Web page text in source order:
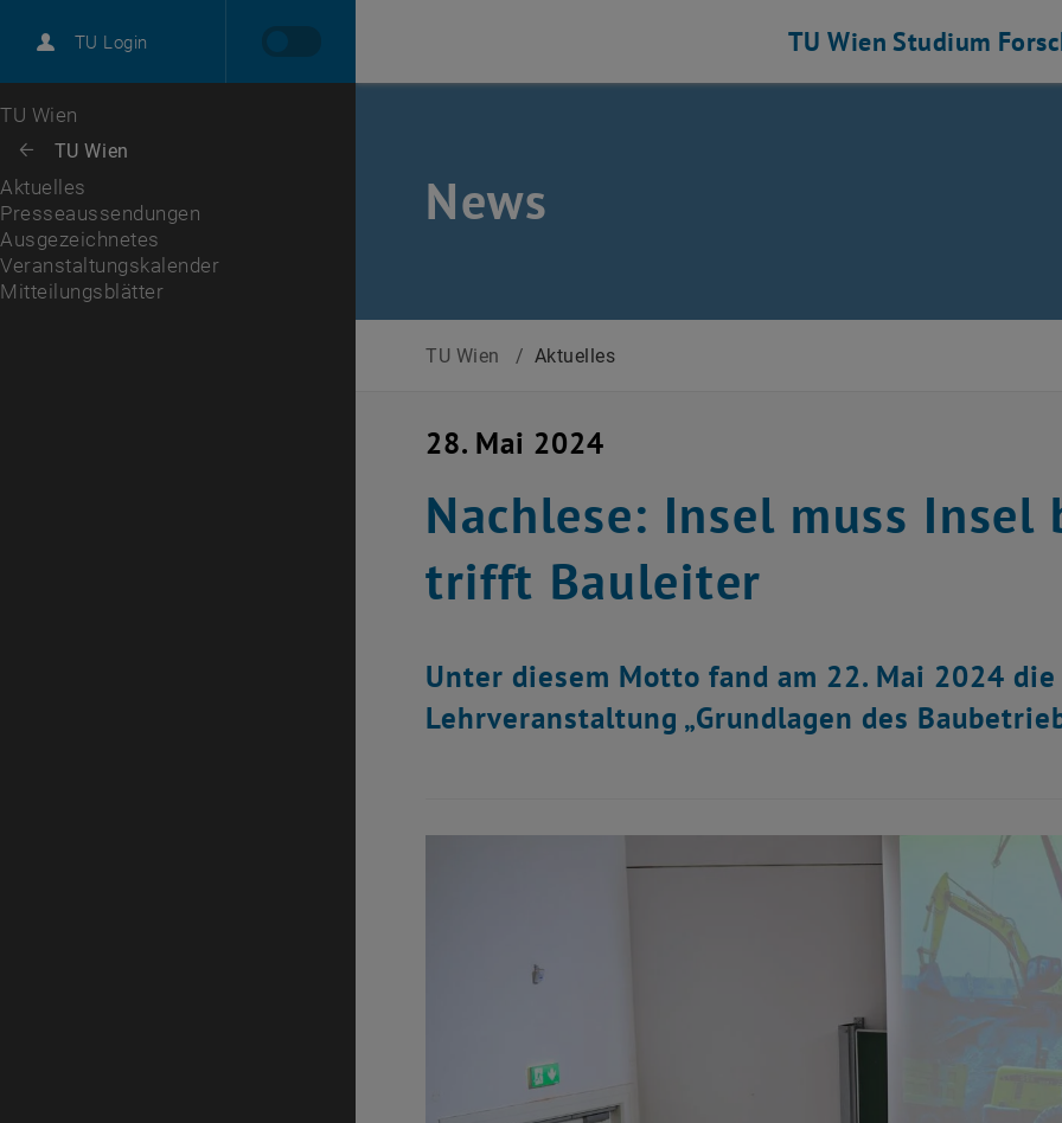
TU Login
Karriere
Zur 1. Menü Ebene
TU Wien
Zurück: Subseiten von TU Wien auflisten
Zurück zur letzten Ebene:
TU Wien
Aktuelles
Presseaussendungen
Ausgezeichnetes
Veranstaltungskalender
Mitteilungsblätter
, öffnet eine externe URL in einem neuen Fenster
Mitteilungsblätter
TU Wien Studium
News
TU Wien / Aktuelles
28. Mai 2024
Nachlese: Insel muss Insel
trifft Bauleiter
Unter diesem Motto fand am 22. Mai 2024
Lehrveranstaltung „Grundlagen des